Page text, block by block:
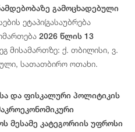
გამოცხადებული
ეტაპი(გასაუბრება
2026 წლის 13
მისამართზე: ქ. თბილისი, ვ.
სათათბირო ოთახი.
და ფისკალური პოლიტიკის
მესამე კატეგორიის უფროსი